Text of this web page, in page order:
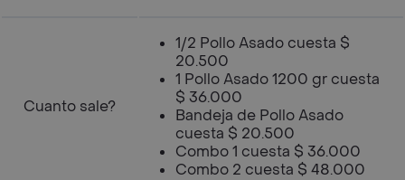
Cuanto sale?
1/2 Pollo Asado cuesta $
20.500
1 Pollo Asado 1200 gr cuesta
$ 36.000
Bandeja de Pollo Asado
cuesta $ 20.500
Combo 1 cuesta $ 36.000
Combo 2 cuesta $ 48.000